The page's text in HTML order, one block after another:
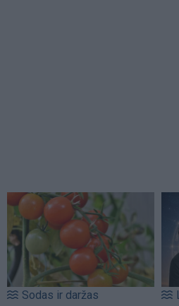
Sodas ir daržas